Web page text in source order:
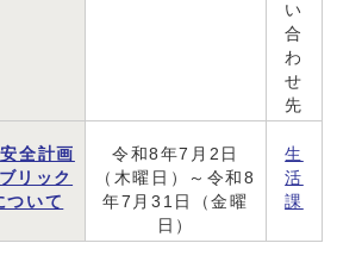
い
合
わ
せ
先
全計画
リック
ついて
令和8年7月2日
（木曜日）～令和8
年7月31日（金曜
日）
生
活
課